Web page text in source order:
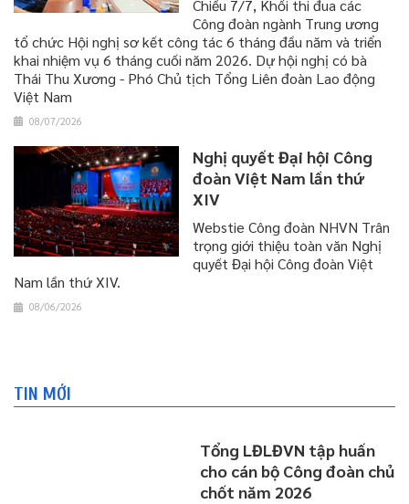
​​​​​​​Chiều 7/7, Khối thi đua các
Công đoàn ngành Trung ương
tổ chức Hội nghị sơ kết công tác 6 tháng đầu năm và triển
khai nhiệm vụ 6 tháng cuối năm 2026. Dự hội nghị có bà
Thái Thu Xương - Phó Chủ tịch Tổng Liên đoàn Lao động
Việt Nam
08/07/2026
Nghị quyết Đại hội Công
đoàn Việt Nam lần thứ
XIV
Webstie Công đoàn NHVN Trân
trọng giới thiệu toàn văn Nghị
quyết Đại hội Công đoàn Việt
Nam lần thứ XIV.
08/06/2026
TIN MỚI
Tổng LĐLĐVN tập huấn
cho cán bộ Công đoàn chủ
chốt năm 2026